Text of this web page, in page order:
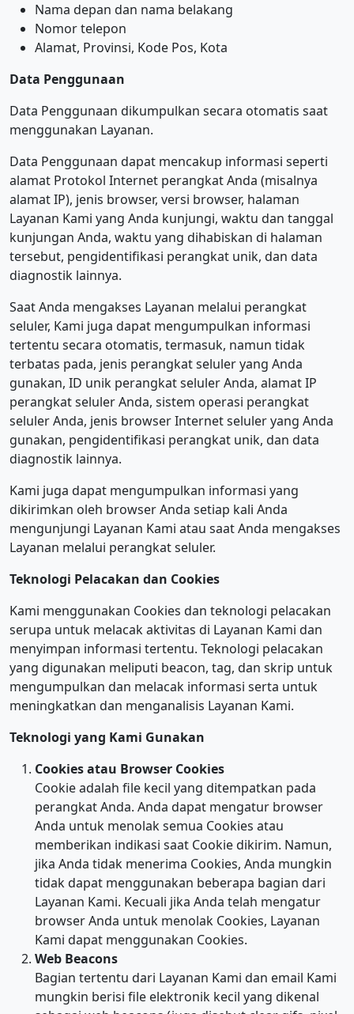
Nama depan dan nama belakang
Nomor telepon
Alamat, Provinsi, Kode Pos, Kota
Data Penggunaan
Data Penggunaan dikumpulkan secara otomatis saat
menggunakan Layanan.
Data Penggunaan dapat mencakup informasi seperti
alamat Protokol Internet perangkat Anda (misalnya
alamat IP), jenis browser, versi browser, halaman
Layanan Kami yang Anda kunjungi, waktu dan tanggal
kunjungan Anda, waktu yang dihabiskan di halaman
tersebut, pengidentifikasi perangkat unik, dan data
diagnostik lainnya.
Saat Anda mengakses Layanan melalui perangkat
seluler, Kami juga dapat mengumpulkan informasi
tertentu secara otomatis, termasuk, namun tidak
terbatas pada, jenis perangkat seluler yang Anda
gunakan, ID unik perangkat seluler Anda, alamat IP
perangkat seluler Anda, sistem operasi perangkat
seluler Anda, jenis browser Internet seluler yang Anda
gunakan, pengidentifikasi perangkat unik, dan data
diagnostik lainnya.
Kami juga dapat mengumpulkan informasi yang
dikirimkan oleh browser Anda setiap kali Anda
mengunjungi Layanan Kami atau saat Anda mengakses
Layanan melalui perangkat seluler.
Teknologi Pelacakan dan Cookies
Kami menggunakan Cookies dan teknologi pelacakan
serupa untuk melacak aktivitas di Layanan Kami dan
menyimpan informasi tertentu. Teknologi pelacakan
yang digunakan meliputi beacon, tag, dan skrip untuk
mengumpulkan dan melacak informasi serta untuk
meningkatkan dan menganalisis Layanan Kami.
Teknologi yang Kami Gunakan
Cookies atau Browser Cookies
Cookie adalah file kecil yang ditempatkan pada
perangkat Anda. Anda dapat mengatur browser
Anda untuk menolak semua Cookies atau
memberikan indikasi saat Cookie dikirim. Namun,
jika Anda tidak menerima Cookies, Anda mungkin
tidak dapat menggunakan beberapa bagian dari
Layanan Kami. Kecuali jika Anda telah mengatur
browser Anda untuk menolak Cookies, Layanan
Kami dapat menggunakan Cookies.
Web Beacons
Bagian tertentu dari Layanan Kami dan email Kami
mungkin berisi file elektronik kecil yang dikenal